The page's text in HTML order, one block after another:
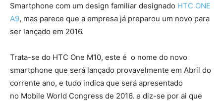
Smartphone com um design familiar designado HTC ONE
A9, mas parece que a empresa já preparou um novo para
ser lançado em 2016.
Trata-se do HTC One M10, este é o nome do novo
smartphone que será lançado provavelmente em Abril do
corrente ano, e tudo indica que será apresentado
no Mobile World Congress de 2016. e diz-se por ai que